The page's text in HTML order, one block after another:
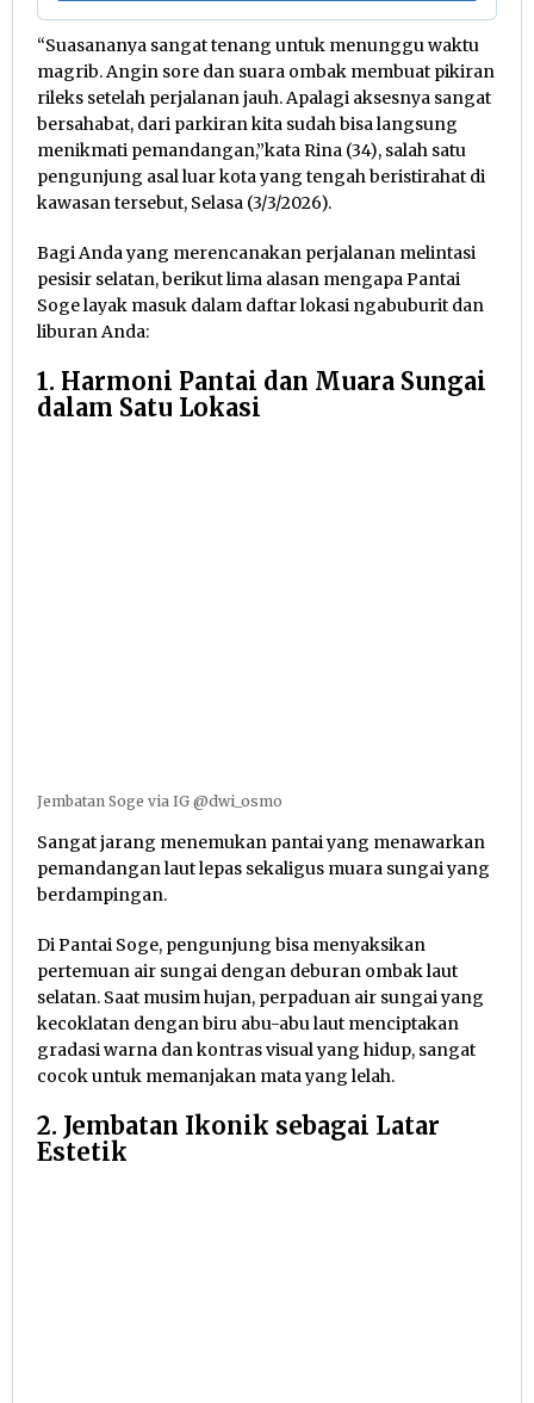
“Suasananya sangat tenang untuk menunggu waktu
magrib. Angin sore dan suara ombak membuat pikiran
rileks setelah perjalanan jauh. Apalagi aksesnya sangat
bersahabat, dari parkiran kita sudah bisa langsung
menikmati pemandangan,”kata Rina (34), salah satu
pengunjung asal luar kota yang tengah beristirahat di
kawasan tersebut, Selasa (3/3/2026).
Bagi Anda yang merencanakan perjalanan melintasi
pesisir selatan, berikut lima alasan mengapa Pantai
Soge layak masuk dalam daftar lokasi ngabuburit dan
liburan Anda:
1. Harmoni Pantai dan Muara Sungai
dalam Satu Lokasi
Jembatan Soge via IG @dwi_osmo
Sangat jarang menemukan pantai yang menawarkan
pemandangan laut lepas sekaligus muara sungai yang
berdampingan.
Di Pantai Soge, pengunjung bisa menyaksikan
pertemuan air sungai dengan deburan ombak laut
selatan. Saat musim hujan, perpaduan air sungai yang
kecoklatan dengan biru abu-abu laut menciptakan
gradasi warna dan kontras visual yang hidup, sangat
cocok untuk memanjakan mata yang lelah.
2. Jembatan Ikonik sebagai Latar
Estetik